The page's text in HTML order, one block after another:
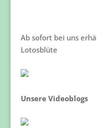
Ab sofort bei uns
Lotosblüte
Unsere Videoblogs